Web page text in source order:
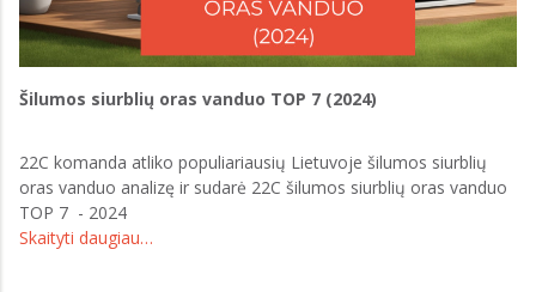
Šilumos siurblių oras vanduo TOP 7 (2024)
22C komanda atliko populiariausių Lietuvoje šilumos siurblių
oras vanduo analizę ir sudarė 22C šilumos siurblių oras vanduo
TOP 7 - 2024
Skaityti daugiau…